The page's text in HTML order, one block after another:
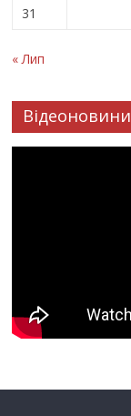
31
« Лип
Відеоновини